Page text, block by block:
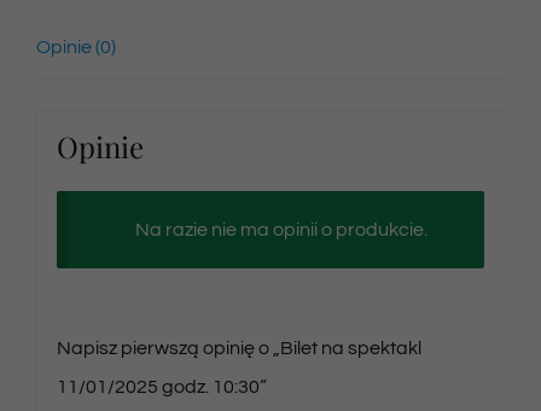
10:30
Opinie (0)
Opinie
Na razie nie ma opinii o produkcie.
Napisz pierwszą opinię o „Bilet na spektakl
11/01/2025 godz. 10:30”